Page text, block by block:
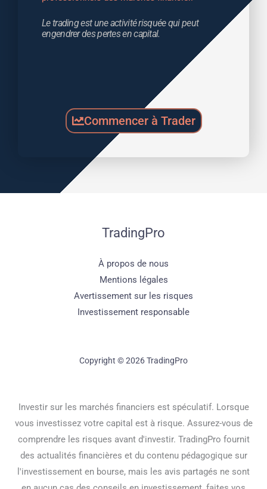
Le trading est une activité risquée qui peut
engendrer des pertes en capital.
Commencer à Trader
TradingPro
À propos de nous
Mentions légales
Avertissement sur les risques
Investissement responsable
Copyright © 2026 TradingPro
Investir sur les marchés financiers est spéculatif. Lorsque
vous investissez votre capital est à risque. Assurez-vous de
comprendre les risques avant d'investir. TradingPro fournit
des actualités financières et du contenu pédagogique sur
l'investissement en bourse, mais les avis partagés ne sont